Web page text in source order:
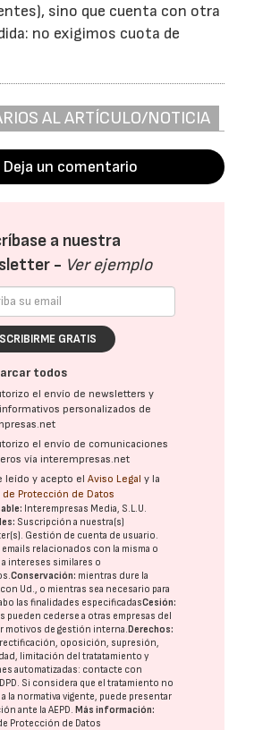
sino que cuenta con otra
no exigimos cuota de
AL ARTÍCULO/NOTICIA
Deja un comentario
a nuestra
- Ver ejemplo
GRATIS
todos
el envío de newsletters y
personalizados de
el envío de comunicaciones
vía interempresas.net
leído y acepto elAviso Legal y la
de Protección de Datos
Interempresas Media, S.L.U.
Suscripción a nuestra(s)
Gestión de cuenta de usuario.
emails relacionados con la misma o
intereses similares o
Conservación: mientras dure la
Ud., o mientras sea necesario para
las finalidades especificadasCesión:
pueden cederse a otras empresas del
motivos de gestión interna.Derechos:
oposición, supresión,
limitación del tratatamiento y
automatizadas: contacte con
. Si considera que el tratamiento no
a la normativa vigente, puede presentar
ante laAEPD.Más información:
Protección de Datos